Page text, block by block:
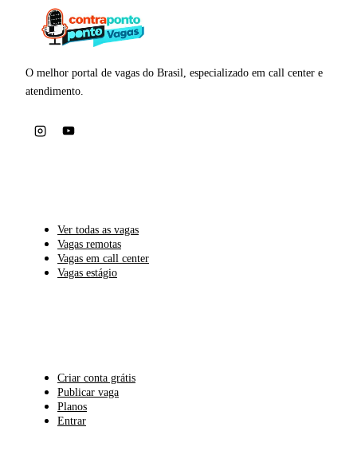
O melhor portal de vagas do Brasil, especializado em call center e
atendimento.
Ver todas as vagas
Vagas remotas
Vagas em call center
Vagas estágio
Criar conta grátis
Publicar vaga
Planos
Entrar